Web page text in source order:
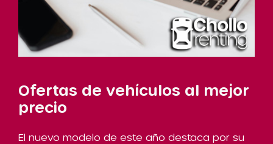
Ofertas de vehículos al mejor
precio
El nuevo modelo de este año destaca por su